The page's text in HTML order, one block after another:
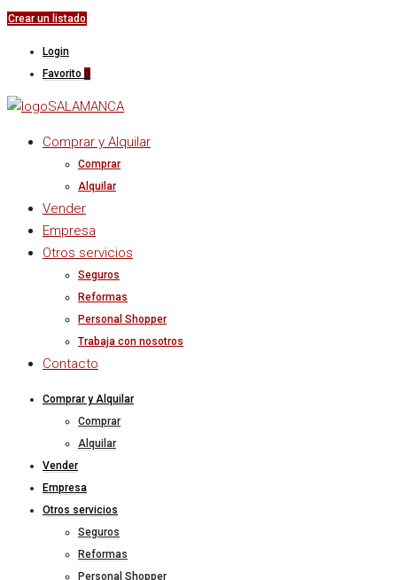
Crear un listado
Login
Favorito 0
Comprar y Alquilar
Comprar
Alquilar
Vender
Empresa
Otros servicios
Seguros
Reformas
Personal Shopper
Trabaja con nosotros
Contacto
Comprar y Alquilar
Comprar
Alquilar
Vender
Empresa
Otros servicios
Seguros
Reformas
Personal Shopper